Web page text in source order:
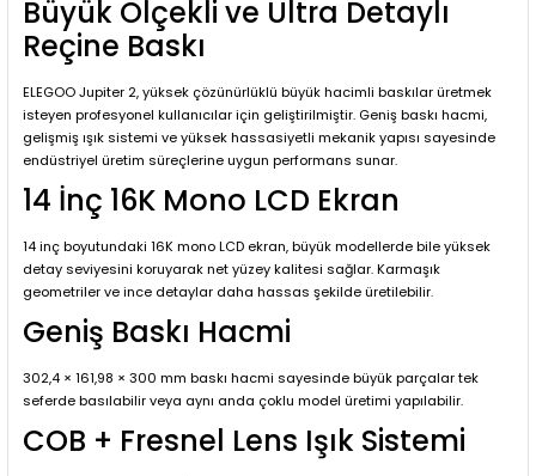
Büyük Ölçekli ve Ultra Detaylı
Reçine Baskı
ELEGOO Jupiter 2, yüksek çözünürlüklü büyük hacimli baskılar üretmek
isteyen profesyonel kullanıcılar için geliştirilmiştir. Geniş baskı hacmi,
gelişmiş ışık sistemi ve yüksek hassasiyetli mekanik yapısı sayesinde
endüstriyel üretim süreçlerine uygun performans sunar.
14 İnç 16K Mono LCD Ekran
14 inç boyutundaki 16K mono LCD ekran, büyük modellerde bile yüksek
detay seviyesini koruyarak net yüzey kalitesi sağlar. Karmaşık
geometriler ve ince detaylar daha hassas şekilde üretilebilir.
Geniş Baskı Hacmi
302,4 × 161,98 × 300 mm baskı hacmi sayesinde büyük parçalar tek
seferde basılabilir veya aynı anda çoklu model üretimi yapılabilir.
COB + Fresnel Lens Işık Sistemi